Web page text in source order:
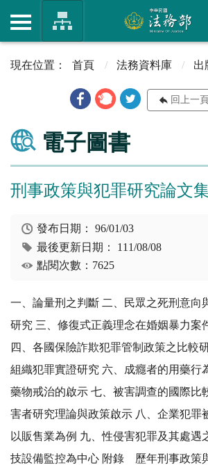
首頁 法務資料庫 出
回上一頁
電子圖書
刑事政策與犯罪研究論文
發布日期：96/01/03
最後更新日期： 111/08/08
點閱次數：7625
一、論量刑之判斷 二、民眾之死刑意向
研究 三、修復式正義理念在婚姻暴力案
四、各國保險詐欺犯罪管制政策之比較
組織犯罪實證研究 六、成癮者的用藥行
藥物戒治的啟示 七、被害調查的國際比
害者研究理論與政策啟示 八、企業犯罪
以販售業為例 九、性侵害犯罪及其處遇
技設備監控為中心 附錄 歷年刑事政策